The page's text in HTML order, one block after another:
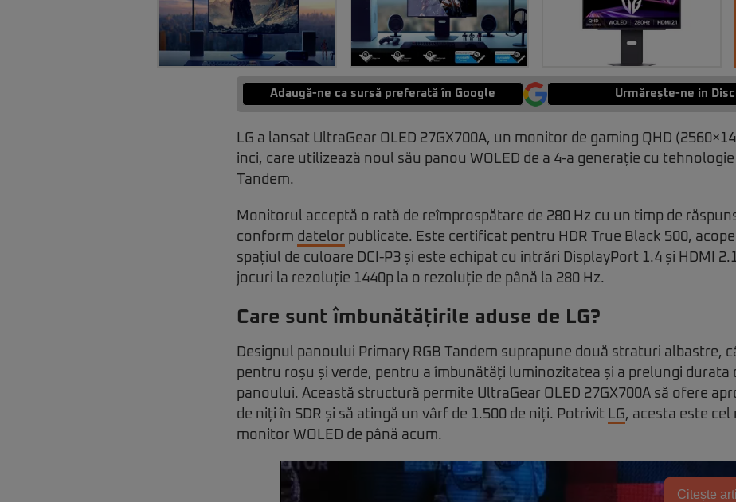
Adaugă-ne ca sursă preferată în Google Urmărește-ne in
LG a lansat UltraGear OLED 27GX700A, un monitor de gaming QHD
inci, care utilizează noul său panou WOLED de a 4-a generație cu tehnologie
Tandem.
Monitorul acceptă o rată de reîmprospătare de 280 Hz cu un timp de
conform datelor publicate. Este certificat pentru HDR True Black 500,
spațiul de culoare DCI-P3 și este echipat cu intrări DisplayPort 1.4 și HDMI
jocuri la rezoluție 1440p la o rezoluție de până la 280 Hz.
Care sunt îmbunătățirile aduse de LG?
Designul panoului Primary RGB Tandem suprapune două straturi albastre,
pentru roșu și verde, pentru a îmbunătăți luminozitatea și a prelungi durata
panoului. Această structură permite UltraGear OLED 27GX700A să ofere
de niți în SDR și să atingă un vârf de 1.500 de niți. Potrivit LG, acesta este cel
monitor WOLED de până acum.
Citește